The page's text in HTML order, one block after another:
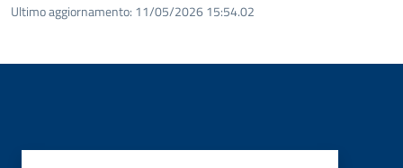
Ultimo aggiornamento: 11/05/2026 15:54.02